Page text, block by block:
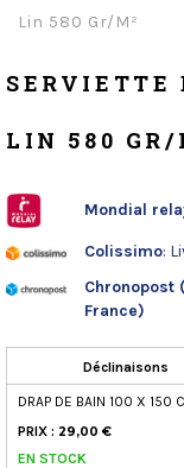
Lin 580 Gr/m²
SERVIETTE
LIN 580 GR/
Mondial
Colissimo:
Chronopost
France)
Déclinaisons
DRAP DE BAIN 100 X 150
PRIX : 29,00 €
EN STOCK